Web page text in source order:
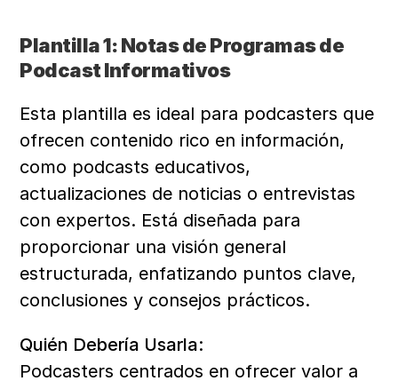
Plantilla 1: Notas de Programas de
Podcast Informativos
Esta plantilla es ideal para podcasters que
ofrecen contenido rico en información,
como podcasts educativos,
actualizaciones de noticias o entrevistas
con expertos. Está diseñada para
proporcionar una visión general
estructurada, enfatizando puntos clave,
conclusiones y consejos prácticos.
Quién Debería Usarla:
Podcasters centrados en ofrecer valor a